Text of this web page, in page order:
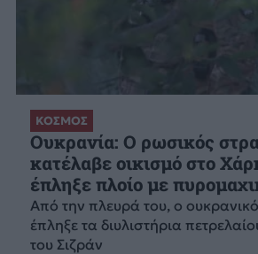
ΚΟΣΜΟΣ
Ουκρανία: Ο ρωσικός
κατέλαβε οικισμό στο
έπληξε πλοίο με
Από την πλευρά του, ο
έπληξε τα διυλιστήρια
του Σιζράν